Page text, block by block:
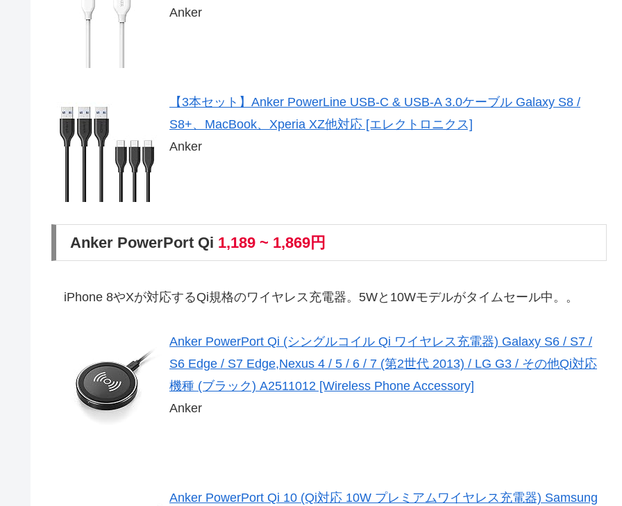
Anker
【3本セット】Anker PowerLine USB-C & USB-A 3.0ケーブル Galaxy S8 /
S8+、MacBook、Xperia XZ他対応 [エレクトロニクス]
Anker
Anker PowerPort Qi 1,189 ~ 1,869円
iPhone 8やXが対応するQi規格のワイヤレス充電器。5Wと10Wモデルがタイムセール中。。
Anker PowerPort Qi (シングルコイル Qi ワイヤレス充電器) Galaxy S6 / S7 /
S6 Edge / S7 Edge,Nexus 4 / 5 / 6 / 7 (第2世代 2013) / LG G3 / その他Qi対応
機種 (ブラック) A2511012 [Wireless Phone Accessory]
Anker
Anker PowerPort Qi 10 (Qi対応 10W プレミアムワイヤレス充電器) Samsung